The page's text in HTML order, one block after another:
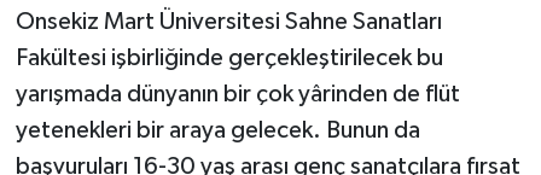
Onsekiz Mart Üniversitesi Sahne Sanatları
Fakültesi işbirliğinde gerçekleştirilecek bu
yarışmada dünyanın bir çok yârinden de flüt
yetenekleri bir araya gelecek. Bunun da
başvuruları 16-30 yaş arası genç sanatçılara fırsat